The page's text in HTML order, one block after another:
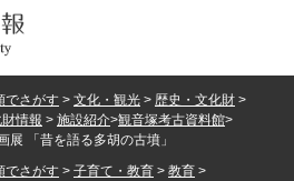
でさがす > 文化・観光 > 歴史・文化財 >
情報 > 施設紹介>観音塚考古資料館>
展 「昔を語る多胡の古墳」
でさがす > 子育て・教育 > 教育 >